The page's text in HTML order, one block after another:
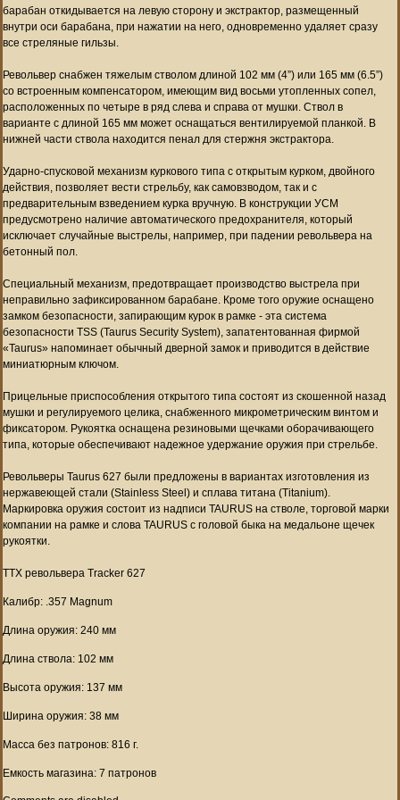
барабан откидывается на левую сторону и экстрактор, размещенный
внутри оси барабана, при нажатии на него, одновременно удаляет сразу
все стреляные гильзы.
Револьвер снабжен тяжелым стволом длиной 102 мм (4”) или 165 мм (6.5”)
со встроенным компенсатором, имеющим вид восьми утопленных сопел,
расположенных по четыре в ряд слева и справа от мушки. Ствол в
варианте с длиной 165 мм может оснащаться вентилируемой планкой. В
нижней части ствола находится пенал для стержня экстрактора.
Ударно-спусковой механизм куркового типа с открытым курком, двойного
действия, позволяет вести стрельбу, как самовзводом, так и с
предварительным взведением курка вручную. В конструкции УСМ
предусмотрено наличие автоматического предохранителя, который
исключает случайные выстрелы, например, при падении револьвера на
бетонный пол.
Специальный механизм, предотвращает производство выстрела при
неправильно зафиксированном барабане. Кроме того оружие оснащено
замком безопасности, запирающим курок в рамке - эта система
безопасности TSS (Taurus Security System), запатентованная фирмой
«Taurus» напоминает обычный дверной замок и приводится в действие
миниатюрным ключом.
Прицельные приспособления открытого типа состоят из скошенной назад
мушки и регулируемого целика, снабженного микрометрическим винтом и
фиксатором. Рукоятка оснащена резиновыми щечками оборачивающего
типа, которые обеспечивают надежное удержание оружия при стрельбе.
Револьверы Taurus 627 были предложены в вариантах изготовления из
нержавеющей стали (Stainless Steel) и сплава титана (Titanium).
Маркировка оружия состоит из надписи TAURUS на стволе, торговой марки
компании на рамке и слова TAURUS с головой быка на медальоне щечек
рукоятки.
ТТХ револьвера Tracker 627
Калибр: .357 Magnum
Длина оружия: 240 мм
Длина ствола: 102 мм
Высота оружия: 137 мм
Ширина оружия: 38 мм
Масса без патронов: 816 г.
Емкость магазина: 7 патронов